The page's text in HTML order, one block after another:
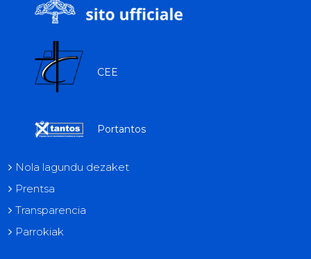
CEE
Portantos
Nola lagundu dezaket
Prentsa
Transparencia
Parrokiak